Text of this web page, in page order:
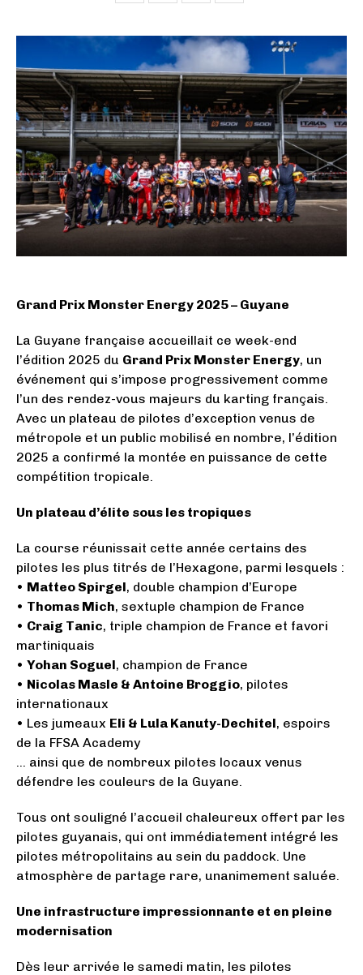
Grand Prix Monster Energy 2025 – Guyane
La Guyane française accueillait ce week-end
l’édition 2025 du Grand Prix Monster Energy, un
événement qui s’impose progressivement comme
l’un des rendez-vous majeurs du karting français.
Avec un plateau de pilotes d’exception venus de
métropole et un public mobilisé en nombre, l’édition
2025 a confirmé la montée en puissance de cette
compétition tropicale.
Un plateau d’élite sous les tropiques
La course réunissait cette année certains des
pilotes les plus titrés de l’Hexagone, parmi lesquels :
• Matteo Spirgel, double champion d’Europe
• Thomas Mich, sextuple champion de France
• Craig Tanic, triple champion de France et favori
martiniquais
• Yohan Soguel, champion de France
• Nicolas Masle & Antoine Broggio, pilotes
internationaux
• Les jumeaux Eli & Lula Kanuty-Dechitel, espoirs
de la FFSA Academy
… ainsi que de nombreux pilotes locaux venus
défendre les couleurs de la Guyane.
Tous ont souligné l’accueil chaleureux offert par les
pilotes guyanais, qui ont immédiatement intégré les
pilotes métropolitains au sein du paddock. Une
atmosphère de partage rare, unanimement saluée.
Une infrastructure impressionnante et en pleine
modernisation
Dès leur arrivée le samedi matin, les pilotes